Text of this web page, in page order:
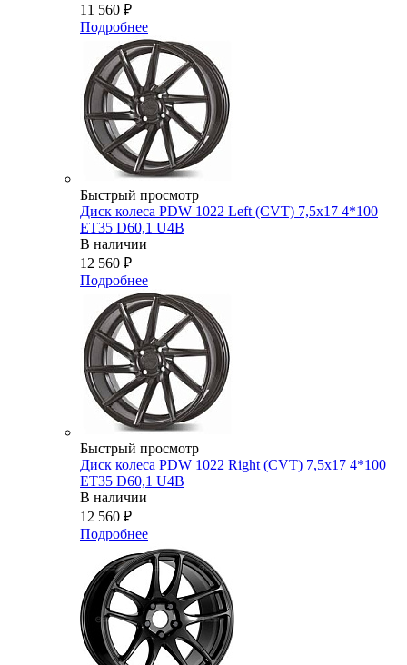
11 560 ₽
Подробнее
Быстрый просмотр
Диск колеса PDW 1022 Left (CVT) 7,5x17 4*100
ET35 D60,1 U4B
В наличии
12 560 ₽
Подробнее
Быстрый просмотр
Диск колеса PDW 1022 Right (CVT) 7,5x17 4*100
ET35 D60,1 U4B
В наличии
12 560 ₽
Подробнее